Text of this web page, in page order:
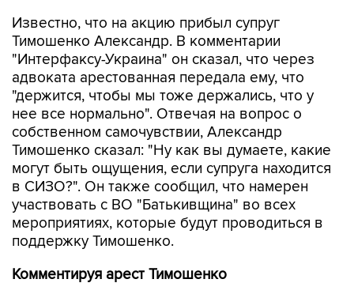
Известно, что на акцию прибыл супруг
Тимошенко Александр. В комментарии
"Интерфаксу-Украина" он сказал, что через
адвоката арестованная передала ему, что
"держится, чтобы мы тоже держались, что у
нее все нормально". Отвечая на вопрос о
собственном самочувствии, Александр
Тимошенко сказал: "Ну как вы думаете, какие
могут быть ощущения, если супруга находится
в СИЗО?". Он также сообщил, что намерен
участвовать с ВО "Батькивщина" во всех
мероприятиях, которые будут проводиться в
поддержку Тимошенко.
Комментируя арест Тимошенко